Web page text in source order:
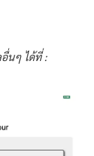
นๆ ได้ที่ :